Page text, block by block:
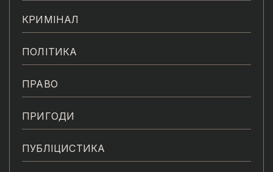
КРИМІНАЛ
ПОЛІТИКА
ПРАВО
ПРИГОДИ
ПУБЛІЦИСТИКА